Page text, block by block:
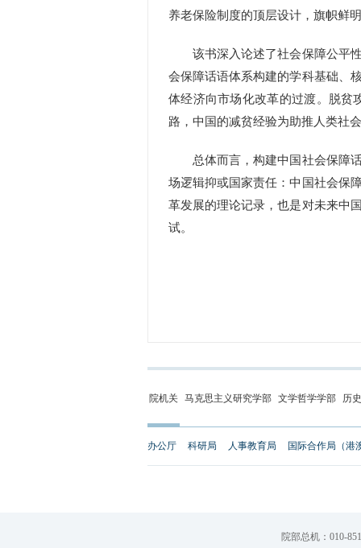
养老保险制度的顶层设计，旗帜鲜
该书深入论述了社会保障公平性
会保障话语体系构建的学科基础、
体经济向市场化改革的过渡。脱贫
路，中国的减贫经验为助推人类社
总体而言，构建中国社会保障话
场逻辑抑或国家责任：中国社会保
革发展的理论记录，也是对未来中
试。
院机关 马克思主义研究学部 文学哲学学部 历
办公厅 科研局 人事教育局 国际合作局（港
院部总机：010-